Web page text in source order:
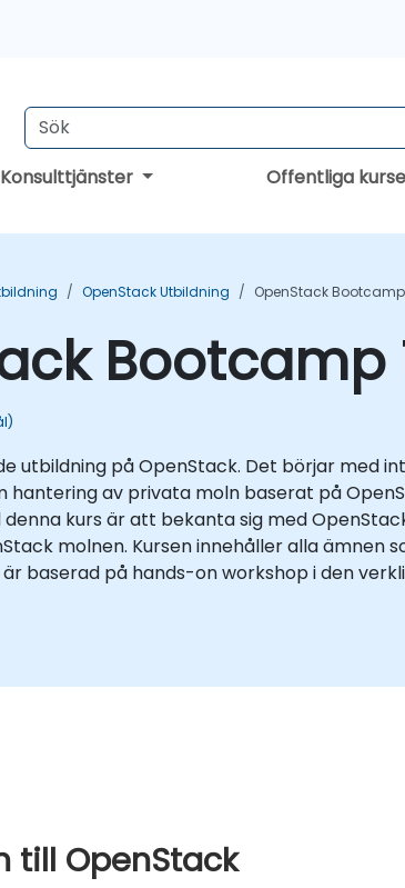
Konsulttjänster Offentliga
OpenStack Utbildning OpenStack
Bootcamp
utbildning på OpenStack. Det börjar med
hantering av privata moln baserat på
kurs är att bekanta sig med
molnen. Kursen innehåller alla
är baserad på hands-on workshop i den
till OpenStack